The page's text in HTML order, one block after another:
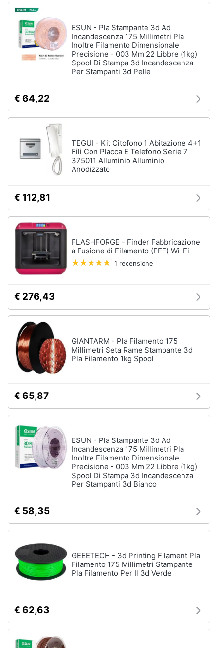
ESUN - Pla Stampante 3d Ad
Incandescenza 175 Millimetri Pla
Inoltre Filamento Dimensionale
Precisione - 003 Mm 22 Libbre (1kg)
Spool Di Stampa 3d Incandescenza
Per Stampanti 3d Pelle
€ 64,22
TEGUI - Kit Citofono 1 Abitazione 4+1
Fili Con Placca E Telefono Serie 7
375011 Alluminio Alluminio
Anodizzato
€ 112,81
FLASHFORGE - Finder Fabbricazione
a Fusione di Filamento (FFF) Wi-Fi
1 recensione
€ 276,43
GIANTARM - Pla Filamento 175
Millimetri Seta Rame Stampante 3d
Pla Filamento 1kg Spool
€ 65,87
ESUN - Pla Stampante 3d Ad
Incandescenza 175 Millimetri Pla
Inoltre Filamento Dimensionale
Precisione - 003 Mm 22 Libbre (1kg)
Spool Di Stampa 3d Incandescenza
Per Stampanti 3d Bianco
€ 58,35
GEEETECH - 3d Printing Filament Pla
Filamento 175 Millimetri Stampante
Pla Filamento Per Il 3d Verde
€ 62,63